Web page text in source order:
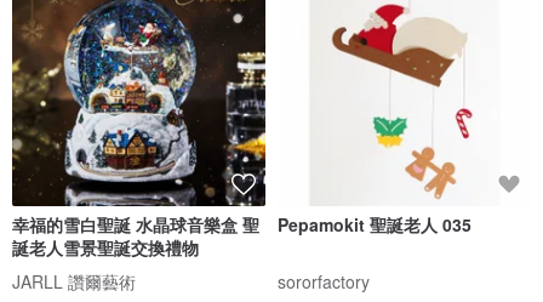
幸福的雪白聖誕 水晶球音樂盒 聖
誕老人雪景聖誕交換禮物
JARLL 讚爾藝術
Pepamokit 聖誕老人 035
sororfactory